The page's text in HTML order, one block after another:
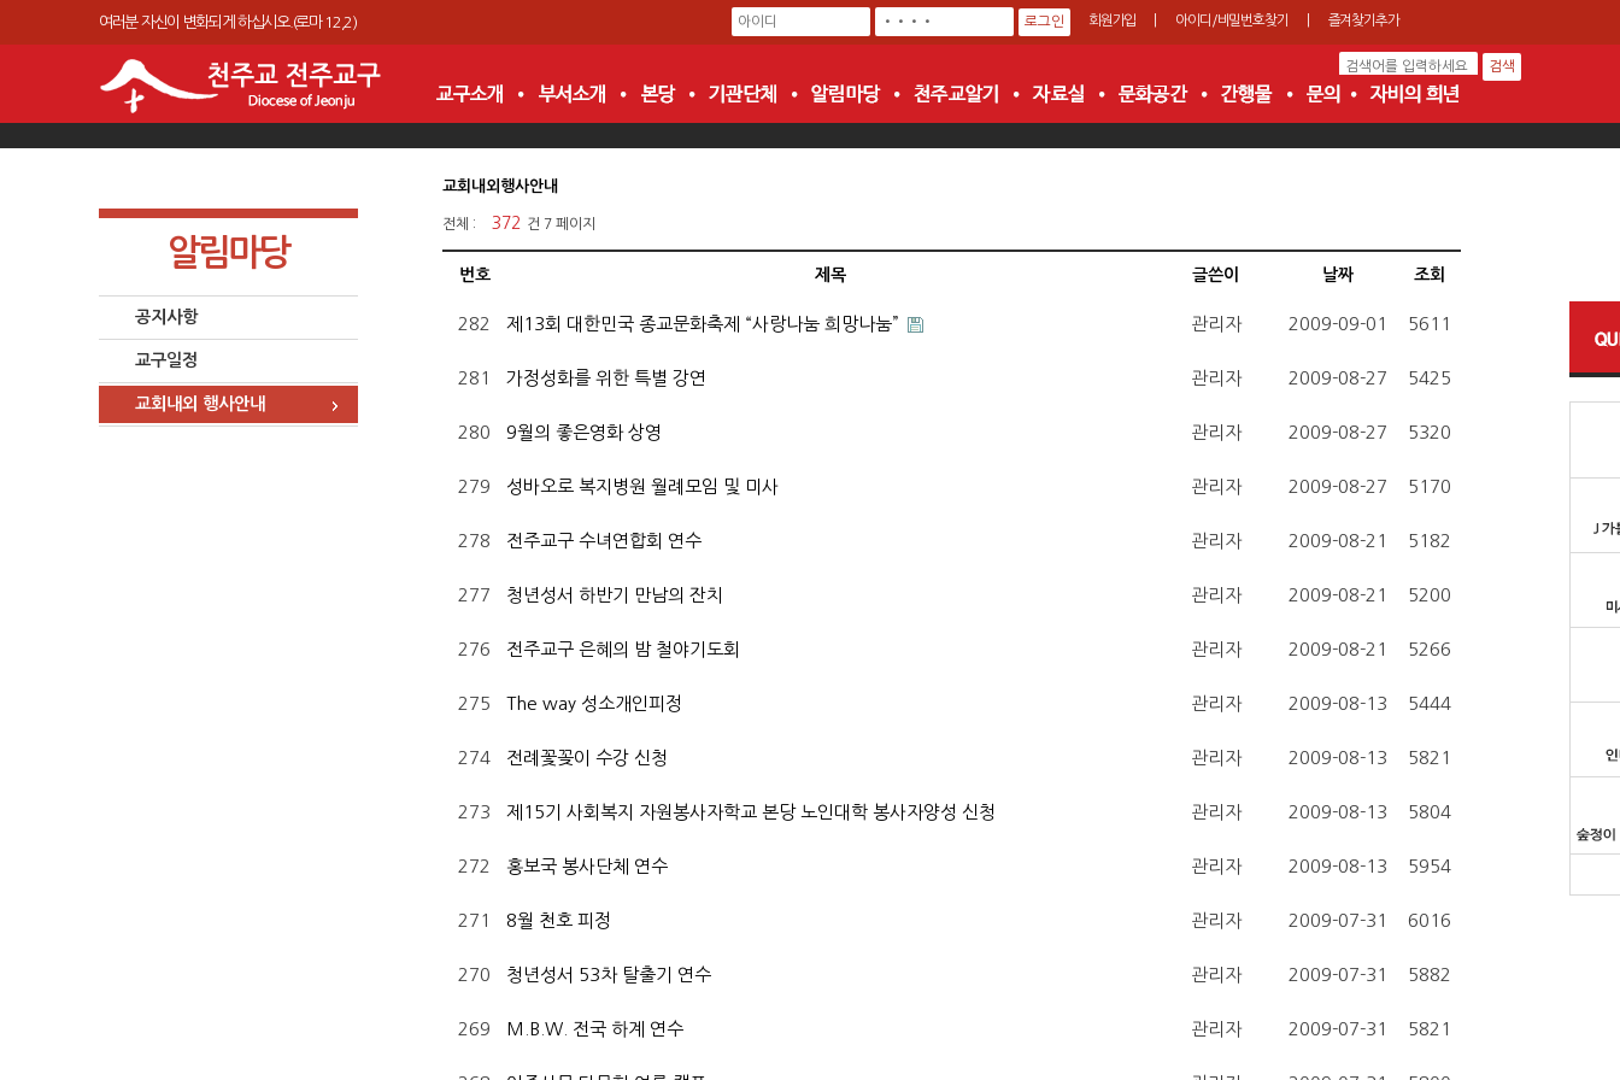
여러분 자신이 변화되게 하십시오.(로마 12,2) 회원가입 아이디/비밀번호찾기 즐겨찾기추가
알림마당
공지사항
교구일정
교회내외 행사안내
교회내외행사안내
전체 : 372 건 7 페이지
번호 제목 글쓴이 날짜 조회
282 제13회 대한민국 종교문화축제 “사랑나눔 희망나눔” 관리자 2009-09-01 5611
281 가정성화를 위한 특별 강연 관리자 2009-08-27 5425
280 9월의 좋은영화 상영 관리자 2009-08-27 5320
279 성바오로 복지병원 월례모임 및 미사 관리자 2009-08-27 5170
278 전주교구 수녀연합회 연수 관리자 2009-08-21 5182
277 청년성서 하반기 만남의 잔치 관리자 2009-08-21 5200
276 전주교구 은혜의 밤 철야기도회 관리자 2009-08-21 5266
275 The way 성소개인피정 관리자 2009-08-13 5444
274 전례꽃꽂이 수강 신청 관리자 2009-08-13 5821
273 제15기 사회복지 자원봉사자학교 본당 노인대학 봉사자양성 신청 관리자 2009-08-13 5804
272 홍보국 봉사단체 연수 관리자 2009-08-13 5954
271 8월 천호 피정 관리자 2009-07-31 6016
270 청년성서 53차 탈출기 연수 관리자 2009-07-31 5882
269 M.B.W. 전국 하계 연수 관리자 2009-07-31 5821